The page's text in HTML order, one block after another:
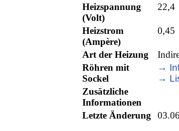
Heizspannung
(Volt)
22,4
Heizstrom
(Ampère)
0,45
Art der Heizung
Röhren mit
Sockel
→
→
Zusätzliche
Informationen
Letzte Änderung